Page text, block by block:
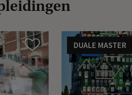
Vergelijk DUALE MASTER